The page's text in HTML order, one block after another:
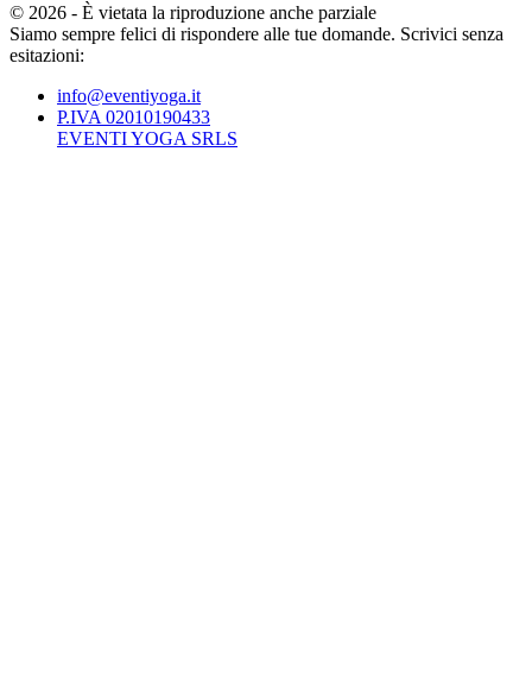
© 2026 - È vietata la riproduzione anche parziale
Siamo sempre felici di rispondere alle tue domande. Scrivici senza
esitazioni:
info@eventiyoga.it
P.IVA 02010190433
EVENTI YOGA SRLS